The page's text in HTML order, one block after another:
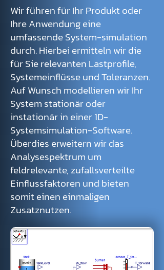
Wir führen für Ihr Produkt oder
Ihre Anwendung eine
umfassende System-simulation
durch. Hierbei ermitteln wir die
für Sie relevanten Lastprofile,
Systemeinflüsse und Toleranzen.
Auf Wunsch modellieren wir Ihr
System stationär oder
instationär in einer 1D-
Systemsimulation-Software.
Überdies erweitern wir das
Analysespektrum um
feldrelevante, zufallsverteilte
Einflussfaktoren und bieten
somit einen einmaligen
Zusatznutzen.